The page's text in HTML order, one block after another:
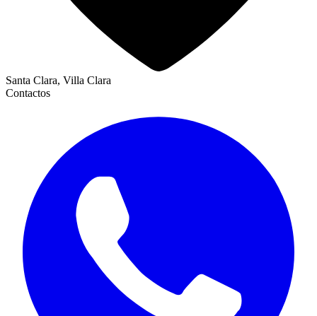
Santa Clara, Villa Clara
Contactos